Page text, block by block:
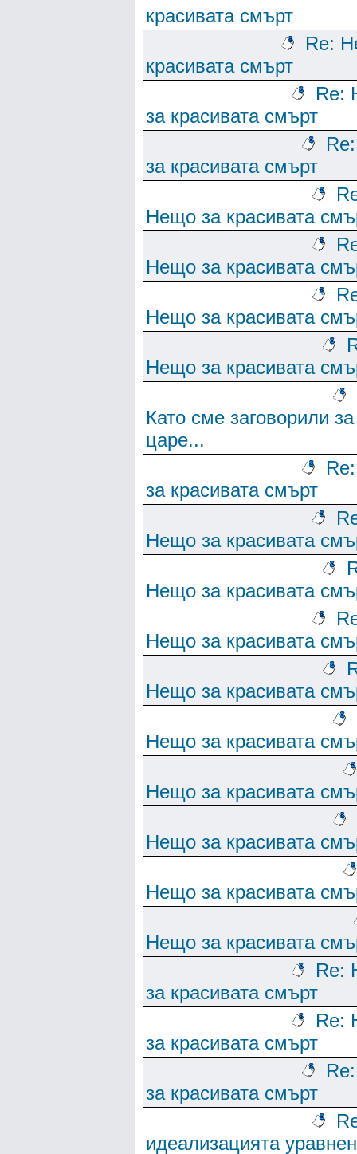
красивата смърт
Re:
красивата смърт
Re:
за красивата смърт
за красивата смърт
Нещо за красивата
Нещо за красивата
Нещо за красивата
Нещо за красивата
Като сме заговорили за
царе...
за красивата смърт
Нещо за красивата
Нещо за красивата
Нещо за красивата
Нещо за красивата
Нещо за красивата
Нещо за красивата
Нещо за красивата
Нещо за красивата
Нещо за красивата
Re:
за красивата смърт
Re:
за красивата смърт
за красивата смърт
идеализацията